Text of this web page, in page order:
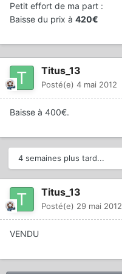
Petit effort de ma part :
Baisse du prix à 420€
Titus_13
Posté(e) 4 mai 2012
Baisse à 400€.
4 semaines plus tard...
Titus_13
Posté(e) 29 mai 2012
VENDU